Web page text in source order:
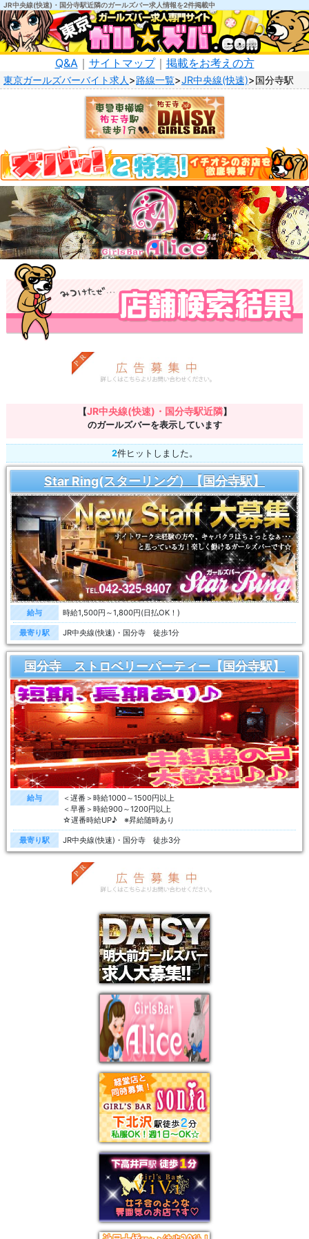
JR中央線(快速)・国分寺駅近隣のガールズバー求人情報を2件掲載中
Q&A ｜ サイトマップ｜ 掲載をお考えの方
東京ガールズバーバイト求人 路線一覧 JR中央線(快速) 国分寺駅
【JR中央線(快速)・国分寺駅近隣】
のガールズバーを表示しています
2件ヒットしました。
Star Ring(スターリング）【国分寺駅】
給与 時給1,500円～1,800円(日払OK！)
最寄り駅 JR中央線(快速)・国分寺 徒歩1分
国分寺 ストロベリーパーティー【国分寺駅】
給与
＜遅番＞時給1000～1500円以上
＜早番＞時給900～1200円以上
☆遅番時給UP♪ ※昇給随時あり
最寄り駅 JR中央線(快速)・国分寺 徒歩3分